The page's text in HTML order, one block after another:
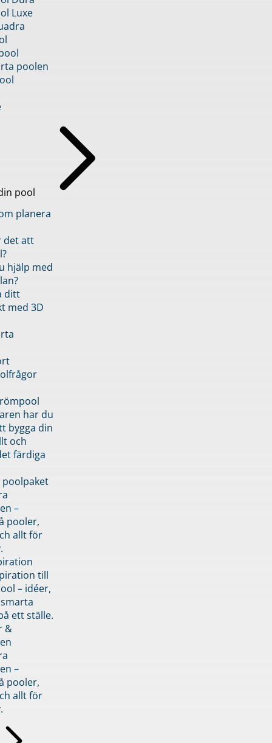
Luxe
poolen
pool
planera
det att
hjälp med
ditt
med 3D
har du
bygga din
och
färdiga
–
pooler,
allt för
till
– idéer,
ett ställe.
&
–
pooler,
allt för